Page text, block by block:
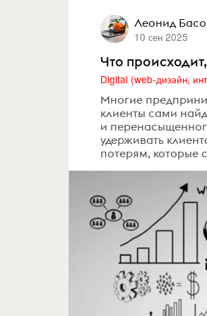
Леонид
10 сен 2025
Что
Многие
клиенты сами
и
удерживать
потерям, которые